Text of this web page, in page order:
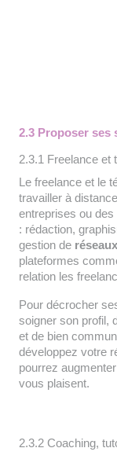
2.3 Proposer ses
2.3.1 Freelance et
Le freelance et le
travailler à
entreprises ou
: rédaction,
gestion de
plateformes
relation les
Pour décrocher
soigner son profil,
et de bien
développez votre
pourrez
vous plaisent.
2.3.2 Coaching,